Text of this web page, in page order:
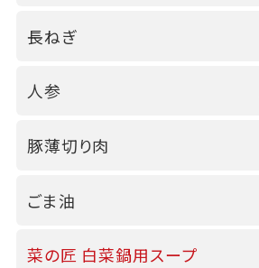
長ねぎ
人参
豚薄切り肉
ごま油
菜の匠 白菜鍋用スープ